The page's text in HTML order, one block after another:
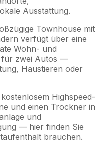
Ausstattung.
Townhouse mit
verfügt über eine
Wohn- und
für zwei Autos —
Haustieren oder
Highspeed-
und einen Trockner in
und
— hier finden Sie
brauchen.